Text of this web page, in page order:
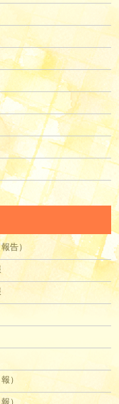
告）
）